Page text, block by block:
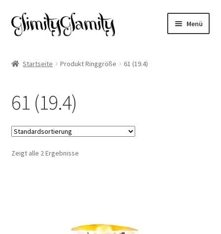
Zur
Navigation
Zum
Inhalt
Menü
Datenschutz
Impressum
Kasse
Startseite Produkt Ringgröße 61 (19.4)
61 (19.4)
Zeigt alle 2 Ergebnisse